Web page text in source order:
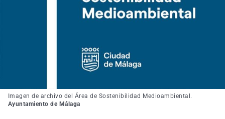
Imagen de archivo del Área de Sostenibilidad Medioambiental.
Ayuntamiento de Málaga